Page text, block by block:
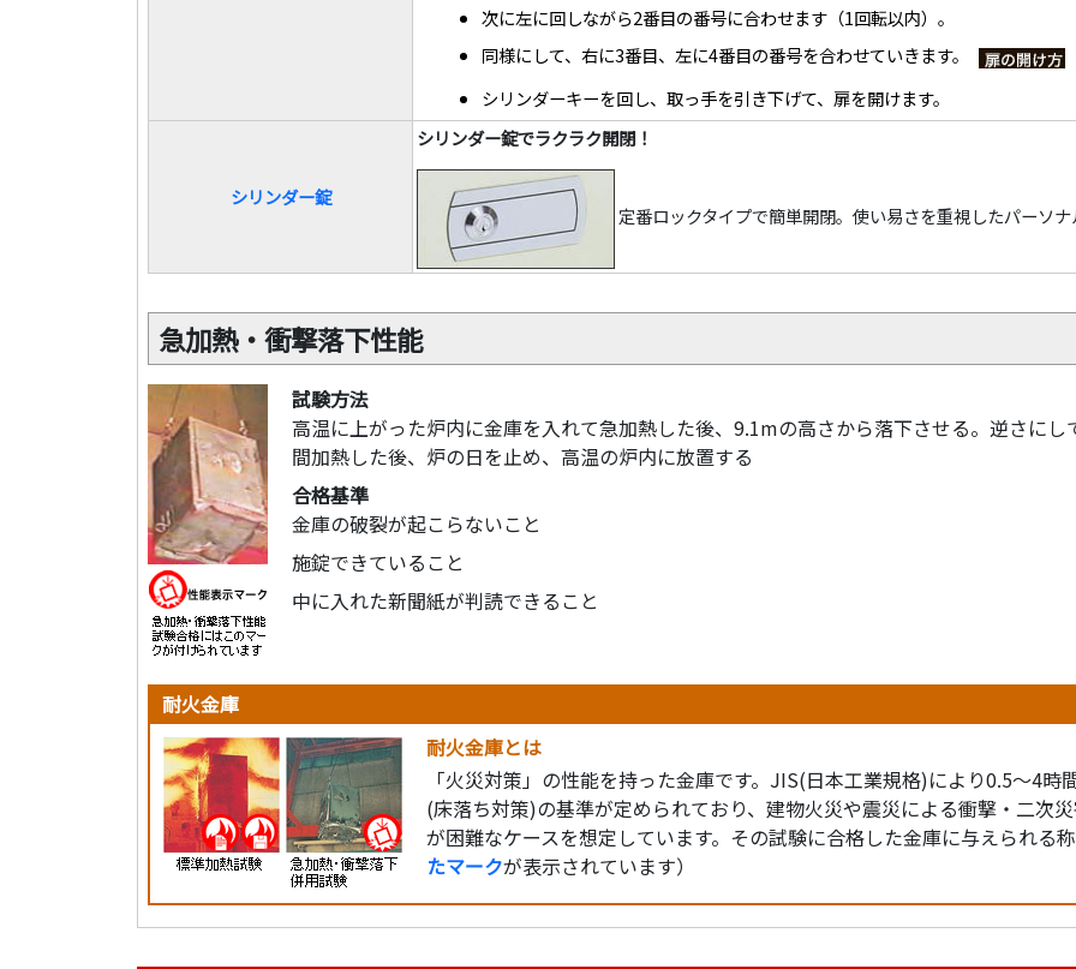
次に左に回しながら2番目の番号に合わせます（1回転以内）。
同様にして、右に3番目、左に4番目の番号を合わせていきます。
シリンダーキーを回し、取っ手を引き下げて、扉を開けます。
シリンダー錠
シリンダー錠でラクラク開閉！
定番ロックタイプで簡単開閉。使い易さを重視したパーソ
急加熱・衝撃落下性能
試験方法
高温に上がった炉内に金庫を入れて急加熱した後、9.1mの高さから落下させる。逆さに
間加熱した後、炉の日を止め、高温の炉内に放置する
合格基準
金庫の破裂が起こらないこと
施錠できていること
中に入れた新聞紙が判読できること
耐火金庫
耐火金庫とは
「火災対策」の性能を持った金庫です。JIS(日本工業規格)により0.5～4
(床落ち対策)の基準が定められており、建物火災や震災による衝撃・二次
が困難なケースを想定しています。その試験に合格した金庫に与えられる
たマークが表示されています）